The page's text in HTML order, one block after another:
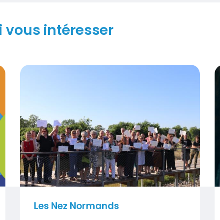
vous intéresser
Les Nez Normands
Visuel
Les Nez Normands